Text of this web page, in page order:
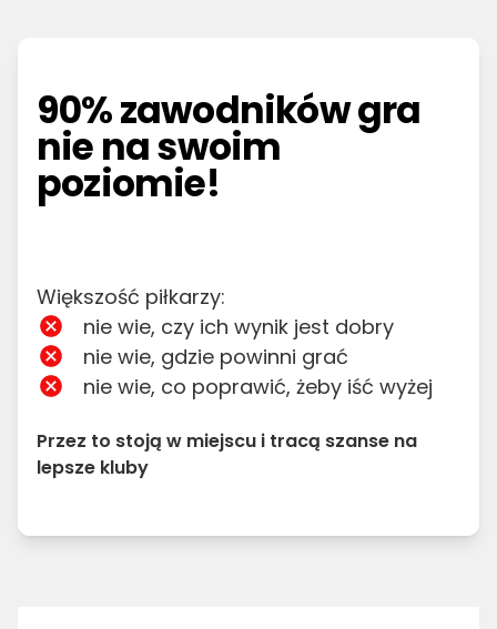
90% zawodników gra
nie na swoim
poziomie!
Większość piłkarzy:
nie wie, czy ich wynik jest dobry
nie wie, gdzie powinni grać
nie wie, co poprawić, żeby iść wyżej
Przez to stoją w miejscu i tracą szanse na
lepsze kluby